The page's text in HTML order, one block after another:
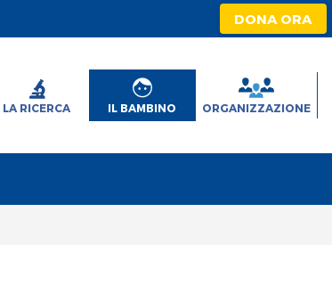
DONA ORA
LA RICERCA IL BAMBINO ORGANIZZAZIONE